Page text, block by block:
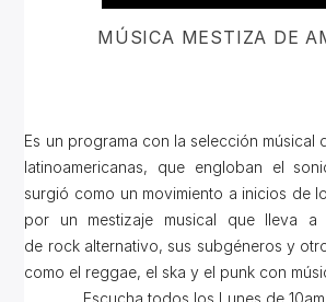
MÚSICA MESTIZA DE
Es un programa con la selección músical
latinoamericanas, que engloban el
surgió como un movimiento a inicios de
por un mestizaje musical que lleva a
de rock alternativo, sus subgéneros y
como el reggae, el ska y el punk con
Escucha todos los Lunes de